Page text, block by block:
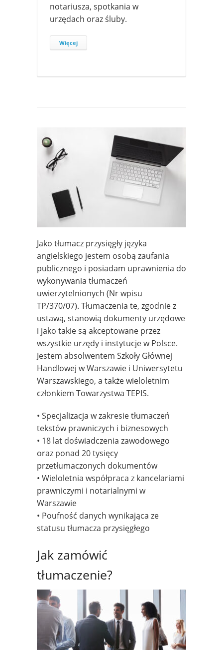
notariusza, spotkania w
urzędach oraz śluby.
Więcej
Jako tłumacz przysięgły języka
angielskiego jestem osobą zaufania
publicznego i posiadam uprawnienia do
wykonywania tłumaczeń
uwierzytelnionych (Nr wpisu
TP/370/07). Tłumaczenia te, zgodnie z
ustawą, stanowią dokumenty urzędowe
i jako takie są akceptowane przez
wszystkie urzędy i instytucje w Polsce.
Jestem absolwentem Szkoły Głównej
Handlowej w Warszawie i Uniwersytetu
Warszawskiego, a także wieloletnim
członkiem Towarzystwa TEPIS.
• Specjalizacja w zakresie tłumaczeń
tekstów prawniczych i biznesowych
• 18 lat doświadczenia zawodowego
oraz ponad 20 tysięcy
przetłumaczonych dokumentów
• Wieloletnia współpraca z kancelariami
prawniczymi i notarialnymi w
Warszawie
• Poufność danych wynikająca ze
statusu tłumacza przysięgłego
Jak zamówić
tłumaczenie?